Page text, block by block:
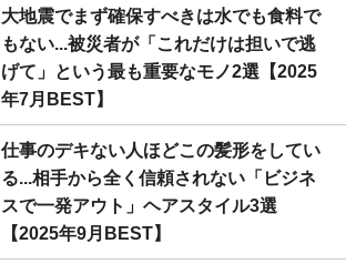
大地震でまず確保すべきは水でも食料で
もない...被災者が「これだけは担いで逃
げて」という最も重要なモノ2選【2025
年7月BEST】
仕事のデキない人ほどこの髪形をしてい
る...相手から全く信頼されない「ビジネ
スで一発アウト」ヘアスタイル3選
【2025年9月BEST】